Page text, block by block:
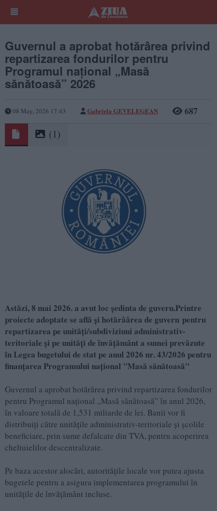
Guvernul a aprobat hotărârea privind
repartizarea fondurilor pentru
Programul național „Masă
sănătoasă” 2026
08 May, 2026 17:43 Gabriela GEVELEGEAN 687
(1)
Astăzi, 8 mai 2026. a avut loc ședinta de guvern.Printre
proiecte adoptate se află și hotărâârea de guvern pentru
repartizarea pe unități/subdiviziuni administrativ-
teritoriale și pe unități de învățământ a sumei prevăzute
în Legea bugetului de stat pe anul 2026 nr. 43/2026 pentru
finanţarea Programului naţional "Masă sănătoasă"
Guvernul a aprobat hotărârea privind repartizarea fondurilor
pentru Programul național „Masă sănătoasă” în anul 2026,
în valoare totală de 1,531 miliarde de lei. Banii vor fi
distribuiți către unitățile administrativ-teritoriale și școlile
beneficiare, prin sume defalcate din TVA, pentru acoperirea
cheltuielilor descentralizate.
Pe baza acestor alocări, autoritățile locale vor putea ajusta
bugetele pentru a asigura implementarea programului în
unitățile de învățământ incluse.